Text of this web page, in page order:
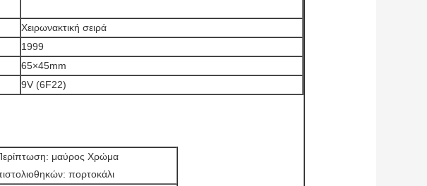
Χειρωνακτική σειρά
1999
65×45mm
9V (6F22)
μαύρος Χρώμα
πορτοκάλι